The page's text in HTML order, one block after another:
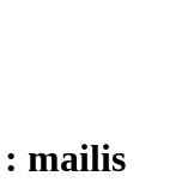
mailis